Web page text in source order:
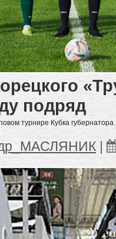
подряд
турнире Кубка губернатора.
|